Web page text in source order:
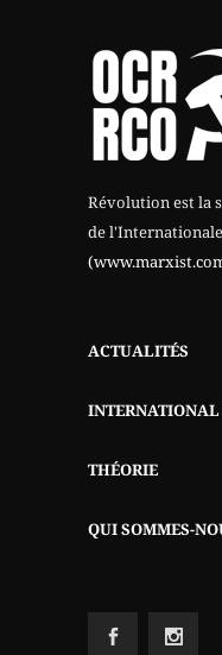
Révolution est la
de
ACTUALITÉS
INTERNATIONAL
THÉORIE
QUI SOMMES-